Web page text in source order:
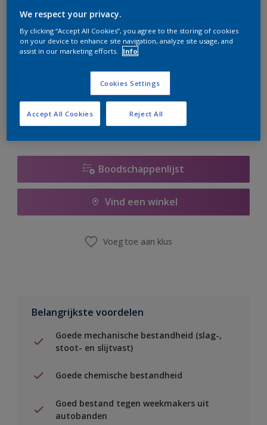
te bestellen. Houd de website in de gaten, we werken
er hard aan om de voorraad aan te vullen.
Boodschappenlijst
Vind een winkel
Voeg toe aan klus
Belangrijkste voordelen
Goede mechanische bestandheid (slag-,
stoot- en slijtvast)
Goede chemische bestandheid
Goed bestand tegen weekmakers uit
autobanden
We respect your privacy.
By clicking “Accept All Cookies”, you agree to the storing of cookies
on your device to enhance site navigation, analyze site usage, and
assist in our marketing efforts.
Info
Cookies Settings
Reject All
Accept All Cookies